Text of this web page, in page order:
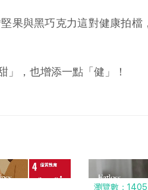
果與黑巧克力這對健康拍檔
」，也增添一點「健」！
瀏覽數：1405